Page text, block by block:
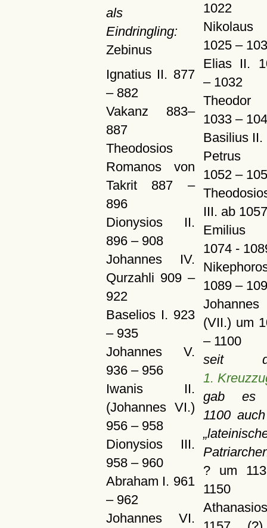
als
Eindringling:
Zebinus
Ignatius II. 877
– 882
Vakanz 883–
887
Theodosios
Romanos von
Takrit 887 –
896
Dionysios II.
896 – 908
Johannes IV.
Qurzahli 909 –
922
Baselios I. 923
– 935
Johannes V.
936 – 956
Iwanis II.
(Johannes VI.)
956 – 958
Dionysios III.
958 – 960
Abraham I. 961
– 962
Johannes VI.
1022
1025 –
Elias II.
– 1032
1033 –
Basilius II.
Petrus
1052 –
III. ab 1057
Emilius
1074 -
1089 –
(VII.) um
– 1100
seit
1.
gab es
1100
? um
1150